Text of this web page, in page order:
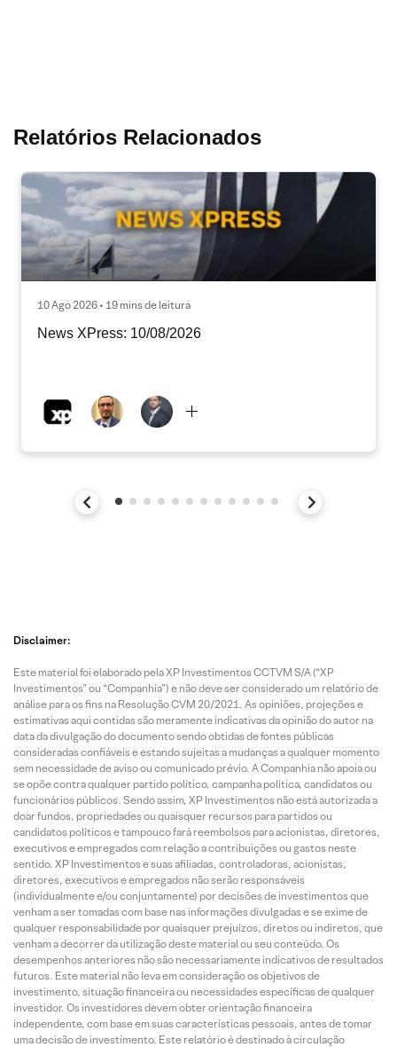
Relatórios Relacionados
10 Ago 2026 • 19 mins de leitura
News XPress: 10/08/2026
Disclaimer:
Este material foi elaborado pela XP Investimentos CCTVM S/A (“XP
Investimentos” ou “Companhia”) e não deve ser considerado um relatório de
análise para os fins na Resolução CVM 20/2021. As opiniões, projeções e
estimativas aqui contidas são meramente indicativas da opinião do autor na
data da divulgação do documento sendo obtidas de fontes públicas
consideradas confiáveis e estando sujeitas a mudanças a qualquer momento
sem necessidade de aviso ou comunicado prévio. A Companhia não apoia ou
se opõe contra qualquer partido político, campanha política, candidatos ou
funcionários públicos. Sendo assim, XP Investimentos não está autorizada a
doar fundos, propriedades ou quaisquer recursos para partidos ou
candidatos políticos e tampouco fará reembolsos para acionistas, diretores,
executivos e empregados com relação a contribuições ou gastos neste
sentido. XP Investimentos e suas afiliadas, controladoras, acionistas,
diretores, executivos e empregados não serão responsáveis
(individualmente e/ou conjuntamente) por decisões de investimentos que
venham a ser tomadas com base nas informações divulgadas e se exime de
qualquer responsabilidade por quaisquer prejuízos, diretos ou indiretos, que
venham a decorrer da utilização deste material ou seu conteúdo. Os
desempenhos anteriores não são necessariamente indicativos de resultados
futuros. Este material não leva em consideração os objetivos de
investimento, situação financeira ou necessidades específicas de qualquer
investidor. Os investidores devem obter orientação financeira
independente, com base em suas características pessoais, antes de tomar
uma decisão de investimento. Este relatório é destinado à circulação